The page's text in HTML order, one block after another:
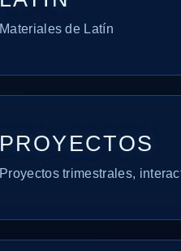
Materiales de Latín
PROYECTOS
Proyectos trimestrales,